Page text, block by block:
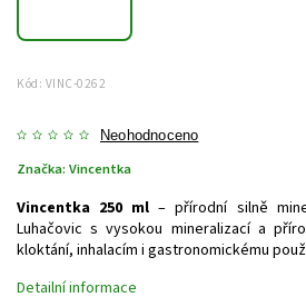
Kód: VINC-0262
Neohodnoceno
Značka: Vincentka
Vincentka 250 ml – přírodní silně
Luhačovic s vysokou mineralizací a
kloktání, inhalacím i gastronomickému
Detailní informace